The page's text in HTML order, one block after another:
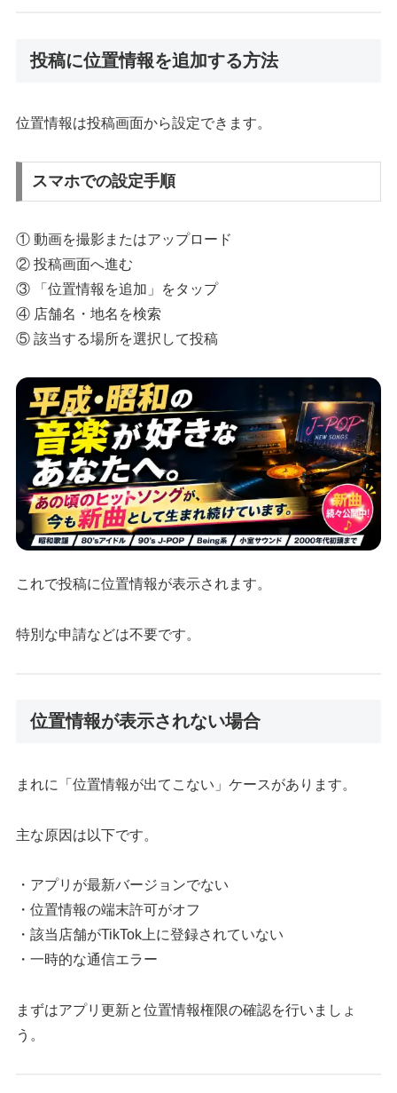
投稿に位置情報を追加する方法
位置情報は投稿画面から設定できます。
スマホでの設定手順
① 動画を撮影またはアップロード
② 投稿画面へ進む
③ 「位置情報を追加」をタップ
④ 店舗名・地名を検索
⑤ 該当する場所を選択して投稿
これで投稿に位置情報が表示されます。
特別な申請などは不要です。
位置情報が表示されない場合
まれに「位置情報が出てこない」ケースがあります。
主な原因は以下です。
・アプリが最新バージョンでない
・位置情報の端末許可がオフ
・該当店舗がTikTok上に登録されていない
・一時的な通信エラー
まずはアプリ更新と位置情報権限の確認を行いましょ
う。